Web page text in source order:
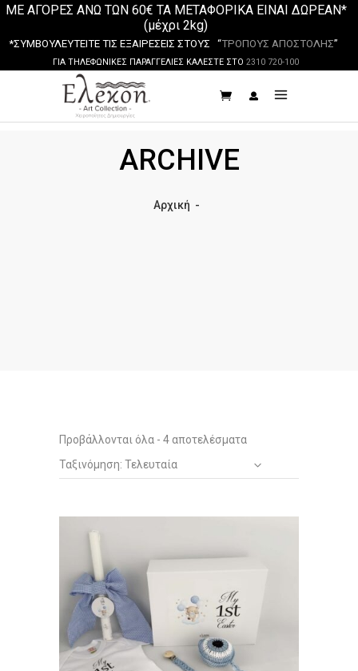
ΜΕ ΑΓΟΡΕΣ ΑΝΩ ΤΩΝ 60€ ΤΑ ΜΕΤΑΦΟΡΙΚΑ ΕΙΝΑΙ ΔΩΡΕΑΝ*
(μέχρι 2kg)
*ΣΥΜΒΟΥΛΕΥΤΕΙΤΕ ΤΙΣ ΕΞΑΙΡΕΣΕΙΣ ΣΤΟΥΣ “ΤΡΟΠΟΥΣ ΑΠΟΣΤΟΛΗΣ”
ΓΙΑ ΤΗΛΕΦΩΝΙΚΕΣ ΠΑΡΑΓΓΕΛΙΕΣ ΚΑΛΕΣΤΕ ΣΤΟ 2310 720-100
ARCHIVE
Αρχική -
Προβάλλονται όλα - 4 αποτελέσματα
by
Ταξινόμηση: Τελευταία